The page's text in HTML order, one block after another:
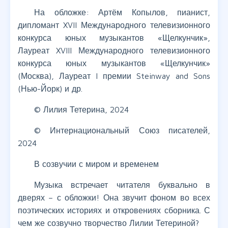
На обложке: Артём Копылов, пианист,
дипломант XVII Международного телевизионного
конкурса юных музыкантов «Щелкунчик»,
Лауреат XVIII Международного телевизионного
конкурса юных музыкантов «Щелкунчик»
(Москва), Лауреат I премии Steinway and Sons
(Нью-Йорк) и др.
© Лилия Тетерина, 2024
© Интернациональный Союз писателей,
2024
В созвучии с миром и временем
Музыка встречает читателя буквально в
дверях – с обложки! Она звучит фоном во всех
поэтических историях и откровениях сборника. С
чем же созвучно творчество Лилии Тетериной?